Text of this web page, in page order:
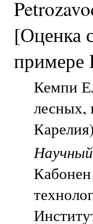
[Оценка
примере
Кемпи
лесных,
Карелия)